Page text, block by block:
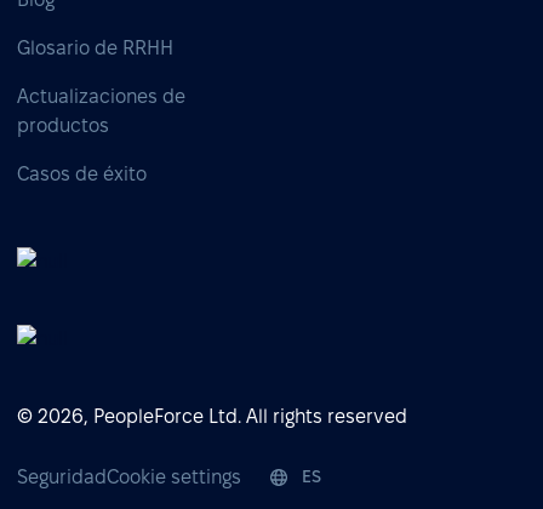
Glosario de RRHH
Actualizaciones de
productos
Casos de éxito
© 2026, PeopleForce Ltd. All rights reserved
SeguridadCookie settings ES